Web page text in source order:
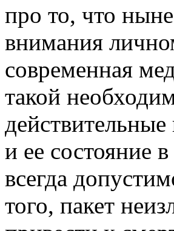
про то, что
внимания
современная
такой
и ее состояние
всегда
того, пакет